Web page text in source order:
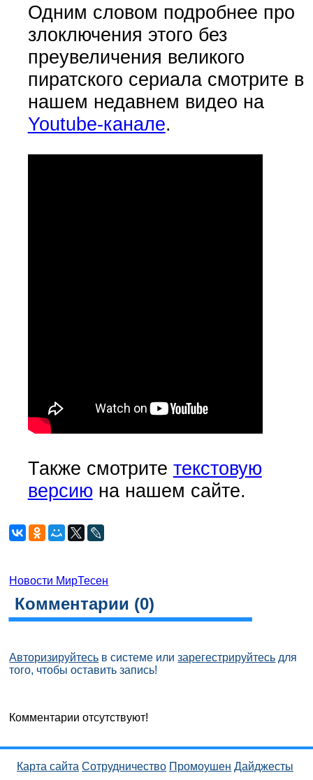
Одним словом подробнее про
злоключения этого без
преувеличения великого
пиратского сериала смотрите в
нашем недавнем видео на
Youtube-канале.
Также смотрите текстовую
версиюна нашем сайте.
Новости МирТесен
Комментарии (0)
Авторизируйтесь в системе илизарегестрируйтесь для
того, чтобы оставить запись!
Комментарии отсутствуют!
Карта сайта Сотрудничество Промоушен Дайджесты